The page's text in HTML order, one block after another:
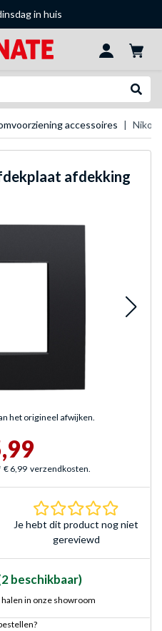
in huis
accessoires Niko
afdekking
het origineel afwijken.
€ 6,99 verzendkosten.
Je hebt dit product nog niet
gereviewd
beschikbaar)
in onze showroom